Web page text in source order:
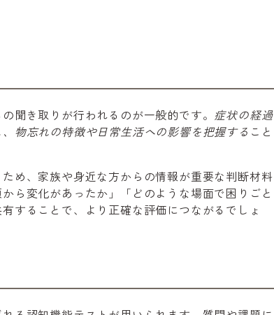
聞き取りが行われるのが一般的です。 症状の経過
物忘れの特徴や日常生活への影響を把握する こと
め、家族や身近な方からの情報が重要な判断材料
ら変化があったか」「どのような場面で困りごと
することで、より正確な評価につながるでしょ